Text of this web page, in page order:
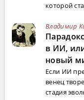
которой
Владимир
в ИИ,
новый
Если ИИ
венец
стадия